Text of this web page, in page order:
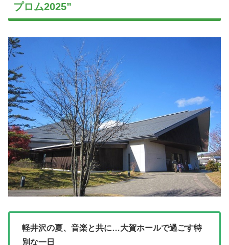
プロム2025”
軽井沢の夏、音楽と共に…大賀ホールで過ごす特
別な一日